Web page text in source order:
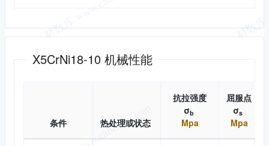
X5CrNi18-10 机械性能
条件 热处理或状态
抗拉强度
σb
Mpa
屈服点
σs
Mpa